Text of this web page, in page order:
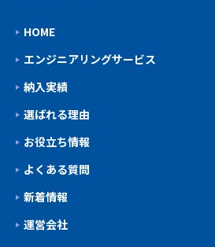
HOME
エンジニアリングサービス
納入実績
選ばれる理由
お役立ち情報
よくある質問
新着情報
運営会社